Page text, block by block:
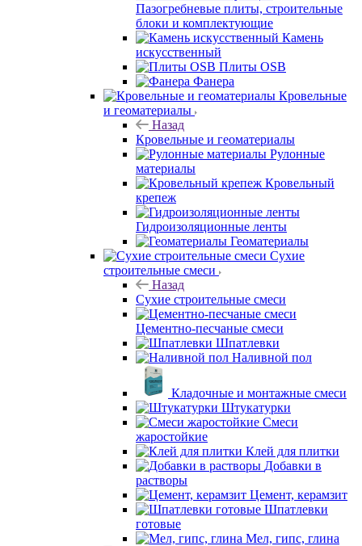
Пазогребневые плиты, строительные
блоки и комплектующие
Камень
искусственный
Плиты OSB
Фанера
Кровельные
и геоматериалы
Назад
Кровельные и геоматериалы
Рулонные
материалы
Кровельный
крепеж
Гидроизоляционные ленты
Геоматериалы
Сухие
строительные смеси
Назад
Сухие строительные смеси
Цементно-песчаные смеси
Шпатлевки
Наливной пол
Кладочные и монтажные смеси
Штукатурки
Смеси
жаростойкие
Клей для плитки
Добавки в
растворы
Цемент, керамзит
Шпатлевки
готовые
Мел, гипс, глина